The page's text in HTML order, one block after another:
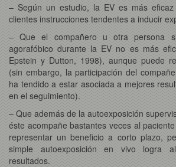
– Según un estudio, la EV es más
clientes instrucciones tendentes a inducir
– Que el compañero u otra persona
agorafóbico durante la EV no es más
Epstein y Dutton, 1998), aunque puede
(sin embargo, la participación del
ha tendido a estar asociada a mejores
en el seguimiento).
– Que además de la autoexposición
éste acompañe bastantes veces al
representar un beneficio a corto plazo,
simple autoexposición en vivo logra
resultados.